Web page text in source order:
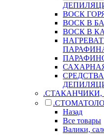
ВОСК
ВОСК В
ВОСК В
Назад
Все товары
Валики,